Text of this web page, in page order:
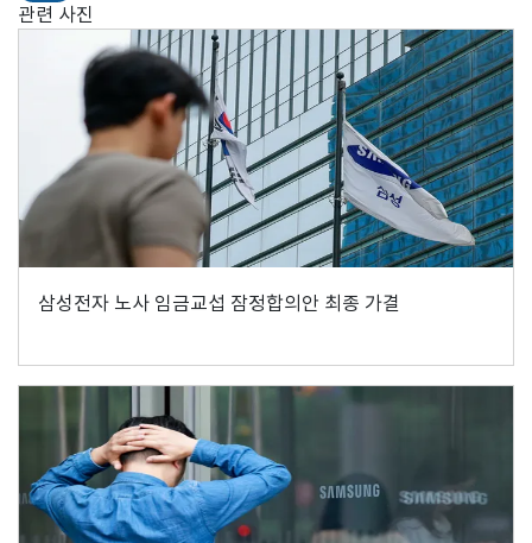
관련 사진
삼성전자 노사 임금교섭 잠정합의안 최종 가결